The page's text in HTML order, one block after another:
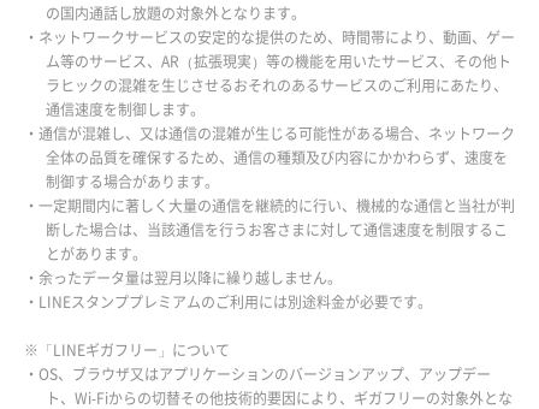
の国内通話し放題の対象外となります。
・ネットワークサービスの安定的な提供のため、時間帯により、動画、ゲー
ム等のサービス、AR（拡張現実）等の機能を用いたサービス、その他ト
ラヒックの混雑を生じさせるおそれのあるサービスのご利用にあたり、
通信速度を制御します。
・通信が混雑し、又は通信の混雑が生じる可能性がある場合、ネットワーク
全体の品質を確保するため、通信の種類及び内容にかかわらず、速度を
制御する場合があります。
・一定期間内に著しく大量の通信を継続的に行い、機械的な通信と当社が判
断した場合は、当該通信を行うお客さまに対して通信速度を制限するこ
とがあります。
・余ったデータ量は翌月以降に繰り越しません。
・LINEスタンププレミアムのご利用には別途料金が必要です。
※「LINEギガフリー」について
・OS、ブラウザ又はアプリケーションのバージョンアップ、アップデー
ト、Wi-Fiからの切替その他技術的要因により、ギガフリーの対象外とな